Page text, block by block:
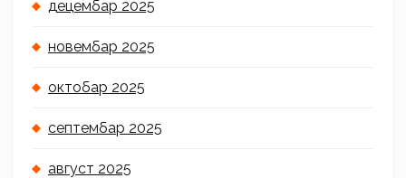
децембар 2025
новембар 2025
октобар 2025
септембар 2025
август 2025